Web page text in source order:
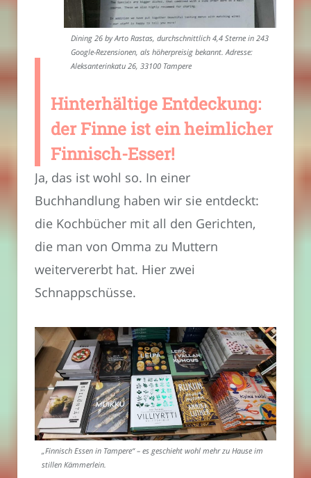
Dining 26 by Arto Rastas, durchschnittlich 4,4 Sterne in 243
Google-Rezensionen, als höherpreisig bekannt. Adresse:
Aleksanterinkatu 26, 33100 Tampere
Hinterhältige Entdeckung:
der Finne ist ein heimlicher
Finnisch-Esser!
Ja, das ist wohl so. In einer
Buchhandlung haben wir sie entdeckt:
die Kochbücher mit all den Gerichten,
die man von Omma zu Muttern
weitervererbt hat. Hier zwei
Schnappschüsse.
„Finnisch Essen in Tampere“ – es geschieht wohl mehr zu Hause im
stillen Kämmerlein.